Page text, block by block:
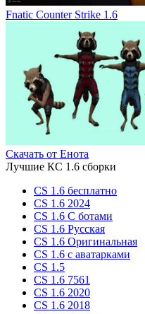
Fnatic Counter Strike 1.6
Скачать от Енота
Лучшие КС 1.6 сборки
CS 1.6 бесплатно
CS 1.6 2024
CS 1.6 С ботами
CS 1.6 Русская
CS 1.6 Оригинальная
CS 1.6 c аватарками
CS 1.5
CS 1.6 7561
CS 1.6 2020
CS 1.6 2018